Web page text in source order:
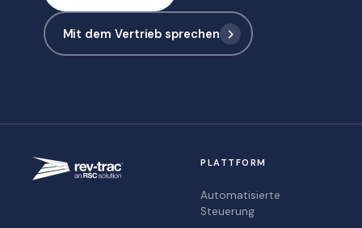
Mit dem Vertrieb sprechen
PLATTFORM
Automatisierte
Steuerung